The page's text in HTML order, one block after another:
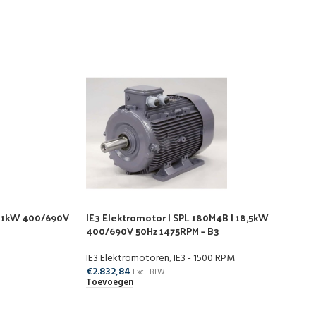
400/690V IE3 Elektromotor | SPL 180M4B | 18,5kW
400/690V 50Hz 1475RPM – B3
IE3 Elektromotoren,IE3 - 1500 RPM
€2.832,84 Excl. BTW
Toevoegen